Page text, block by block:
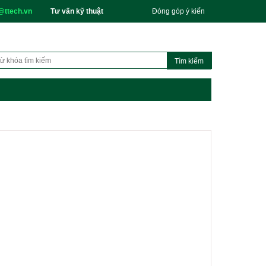
Tư vấn kỹ thuật Đóng góp ý kiến